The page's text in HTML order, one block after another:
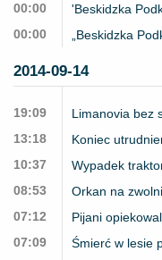
00:00
'Beskidzka
00:00
„Beskidzka
2014-09-14
19:09
Limanovia bez
13:18
Koniec
10:37
Wypadek
08:53
Orkan na
07:12
Pijani
07:09
Śmierć w lesie